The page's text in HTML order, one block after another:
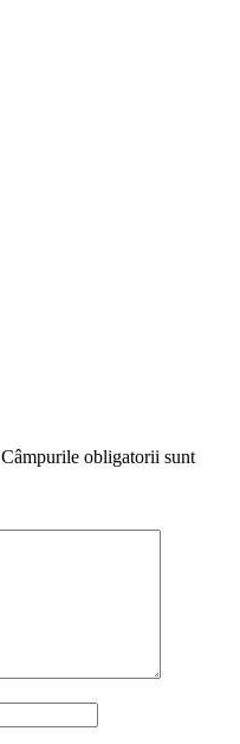
Câmpurile obligatorii sunt